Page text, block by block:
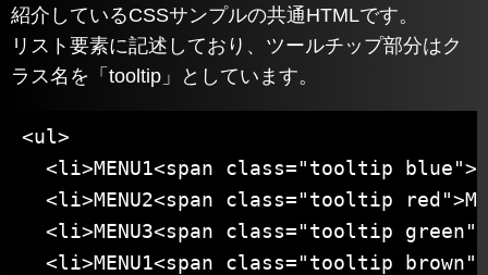
紹介しているCSSサンプルの共通HTMLです。
リスト要素に記述しており、ツールチップ部分はク
ラス名を「tooltip」としています。
<ul>
<li>MENU1<span class="tooltip
<li>MENU2<span class="tooltip
<li>MENU3<span class="tooltip
<li>MENU1<span class="tooltip